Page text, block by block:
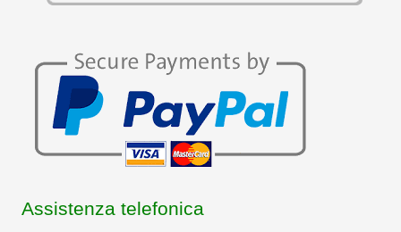
Assistenza telefonica